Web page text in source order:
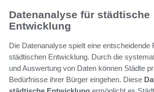
Datenanalyse für städtische
Entwicklung
Die Datenanalyse spielt eine entscheidende
städtischen Entwicklung. Durch die
und Auswertung von Daten können Städte
Bedürfnisse ihrer Bürger eingehen. Diese